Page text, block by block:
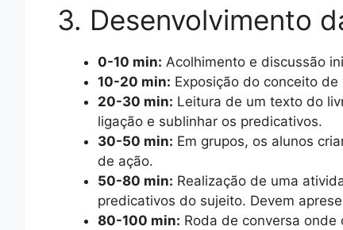
3. Desenvolvimento
0-10 min: Acolhimento e discussão
10-20 min: Exposição do conceito
20-30 min: Leitura de um texto do
ligação e sublinhar os predicativos.
30-50 min: Em grupos, os alunos
de ação.
50-80 min: Realização de uma
predicativos do sujeito. Devem
80-100 min: Roda de conversa